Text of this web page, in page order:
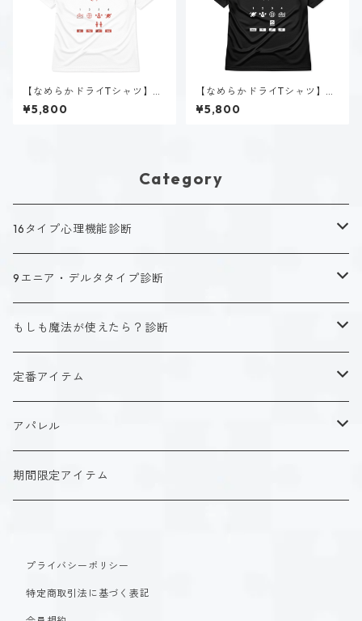
【なめらかドライTシャツ】新
田 理央（ISTJ）｜ホワイト
¥5,800
【なめらかドライTシャツ】空
閑 風音（ENFP）｜ブラック
¥5,800
Category
16タイプ心理機能診断
キャラクタータイプ
ISTJ（新田 理央）
ISFJ（花園 明日香）
INFP（夜月 夢乃）
定番アイテム
アクリルストラップ
アクリルスタンド
9エニア・デルタタイプ診断
キャラクタータイプ
タイプ１-正す人
タイプ２-助ける人
ホーリーデザイン
ダークデザイン
定番アイテム
アクリルスタンド
マグカップ
もしも魔法が使えたら？診断
魔法スタイル
生命魔法~Vitality~
自然魔法~Elemental~
創造魔法~Genesis~
αシリーズ
βシリーズ
アクリルストラップ
アクリルスタンド
定番アイテム
アクリルストラップ
アクリルスタンド
アパレル
Tシャツ
パーカー
期間限定アイテム
プライバシーポリシー
特定商取引法に基づく表記